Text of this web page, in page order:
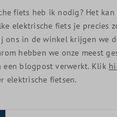
fiets heb ik nodig? Het
elektrische fiets je precies
ons in de winkel krijgen we
hebben we onze meest
een blogpost verwerkt. Klik
elektrische fietsen.